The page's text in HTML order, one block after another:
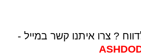
? צרו איתנו קשר במייל -